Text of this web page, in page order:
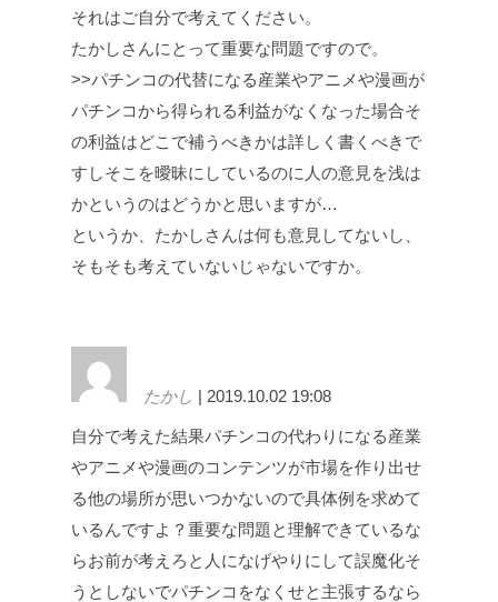
それはご自分で考えてください。
たかしさんにとって重要な問題ですので。
>>パチンコの代替になる産業やアニメや漫画が
パチンコから得られる利益がなくなった場合そ
の利益はどこで補うべきかは詳しく書くべきで
すしそこを曖昧にしているのに人の意見を浅は
かというのはどうかと思いますが…
というか、たかしさんは何も意見してないし、
そもそも考えていないじゃないですか。
たかし | 2019.10.02 19:08
自分で考えた結果パチンコの代わりになる産業
やアニメや漫画のコンテンツが市場を作り出せ
る他の場所が思いつかないので具体例を求めて
いるんですよ？重要な問題と理解できているな
らお前が考えろと人になげやりにして誤魔化そ
うとしないでパチンコをなくせと主張するなら